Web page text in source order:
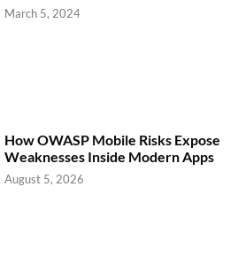
March 5, 2024
How OWASP Mobile Risks Expose
Weaknesses Inside Modern Apps
August 5, 2026